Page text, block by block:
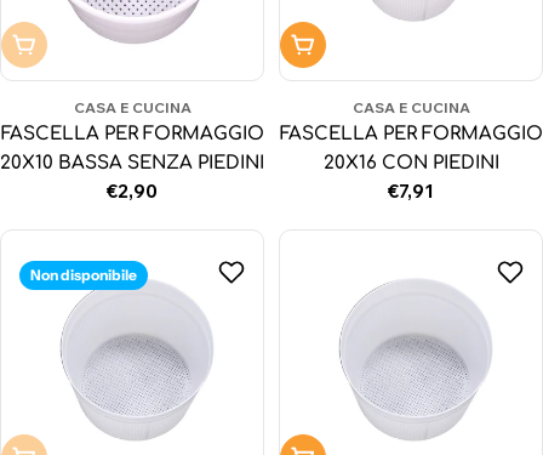
Non disponibile
CASA E CUCINA
FASCELLA PER FORMAGGIO
20X10 BASSA SENZA PIEDINI
Prezzo
€2,90
Aggiungi al carrello
CASA E CUCINA
FASCELLA PER FORMAGGIO
20X16 CON PIEDINI
Prezzo
€7,91
Non disponibile